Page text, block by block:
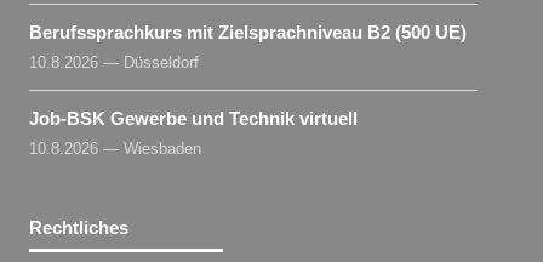
Berufssprachkurs mit Zielsprachniveau B2 (500 UE)
10.8.2026 — Düsseldorf
Job-BSK Gewerbe und Technik virtuell
10.8.2026 — Wiesbaden
Rechtliches